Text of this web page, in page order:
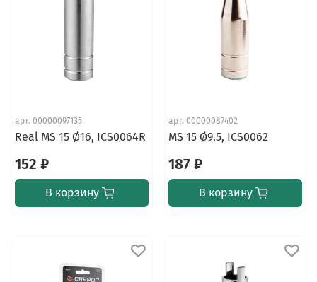
арт. 00000097135
Real MS 15 Ø16, ICS0064R
152 ₽
В корзину
арт. 00000087402
MS 15 Ø9.5, ICS0062
187 ₽
В корзину